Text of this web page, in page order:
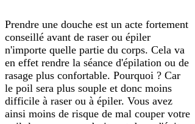
Prendre une douche est un acte fortement
conseillé avant de raser ou épiler
n'importe quelle partie du corps. Cela va
en effet rendre la séance d'épilation ou de
rasage plus confortable. Pourquoi ? Car
le poil sera plus souple et donc moins
difficile à raser ou à épiler. Vous avez
ainsi moins de risque de mal couper votre